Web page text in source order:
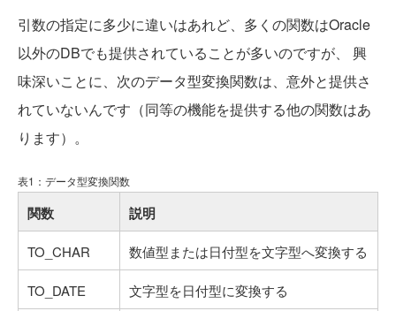
引数の指定に多少に違いはあれど、多くの関数はOracle
以外のDBでも提供されていることが多いのですが、 興
味深いことに、次のデータ型変換関数は、意外と提供さ
れていないんです（同等の機能を提供する他の関数はあ
ります）。
表1：データ型変換関数
関数 説明
TO_CHAR 数値型または日付型を文字型へ変換する
TO_DATE 文字型を日付型に変換する